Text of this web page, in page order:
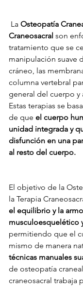
La Osteopatía
Craneosacral son
tratamiento que se
manipulación suave
cráneo, las
columna vertebral
general del cuerpo y
Estas terapias se
de que el cuerpo
unidad integrada y
disfunción en una
al resto del cuerpo.
El objetivo de la
la Terapia
el equilibrio y la
musculoesquelético
permitiendo que el
mismo de manera
técnicas manuales
de osteopatía
craneosacral trabaja